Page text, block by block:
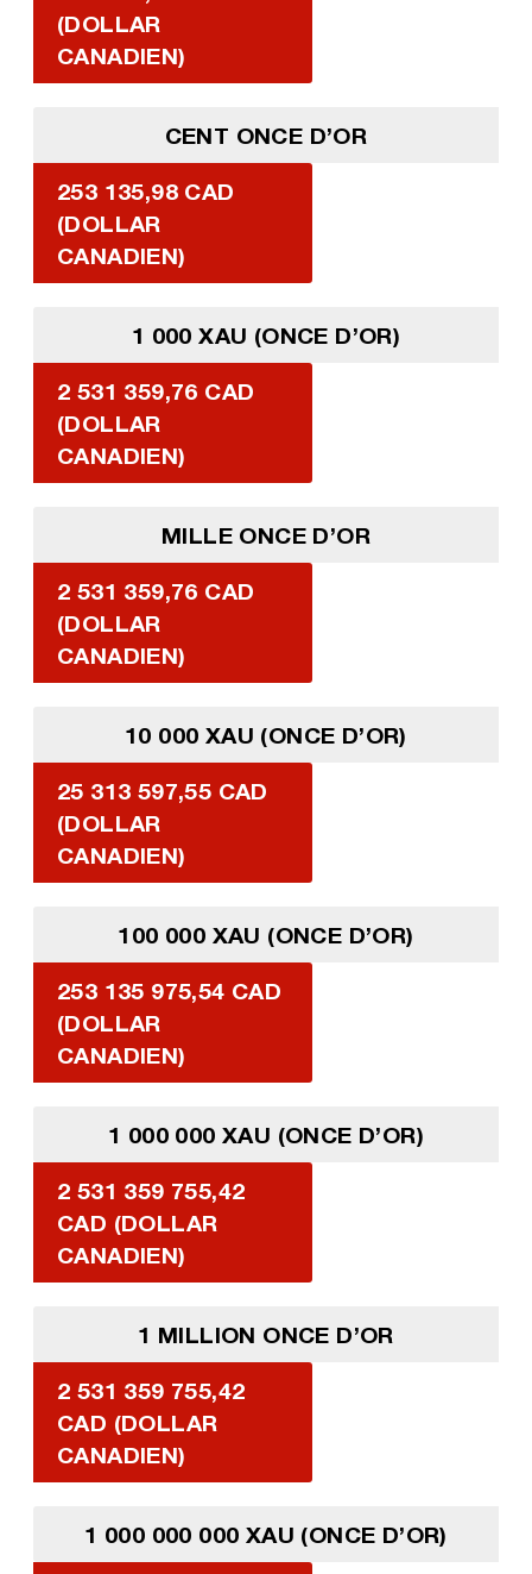
(DOLLAR
CANADIEN)
CENT ONCE D’OR
253 135,98 CAD
(DOLLAR
CANADIEN)
1 000 XAU (ONCE D’OR)
2 531 359,76 CAD
(DOLLAR
CANADIEN)
MILLE ONCE D’OR
2 531 359,76 CAD
(DOLLAR
CANADIEN)
10 000 XAU (ONCE D’OR)
25 313 597,55 CAD
(DOLLAR
CANADIEN)
100 000 XAU (ONCE D’OR)
253 135 975,54 CAD
(DOLLAR
CANADIEN)
1 000 000 XAU (ONCE D’OR)
2 531 359 755,42
CAD (DOLLAR
CANADIEN)
1 MILLION ONCE D’OR
2 531 359 755,42
CAD (DOLLAR
CANADIEN)
1 000 000 000 XAU (ONCE D’OR)